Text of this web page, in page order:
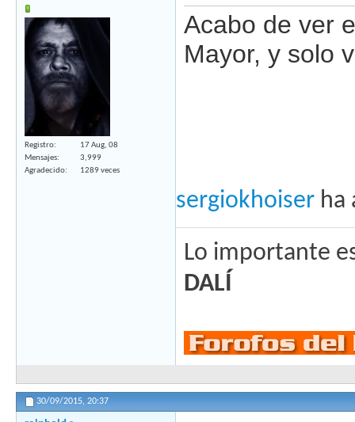
Registro
17 Aug, 08
Mensajes
3,999
Agradecido
1289 veces
Acabo de ver
Mayor, y solo
sergiokhoiser ha
Lo importante
DALÍ
30/09/2015, 20:37